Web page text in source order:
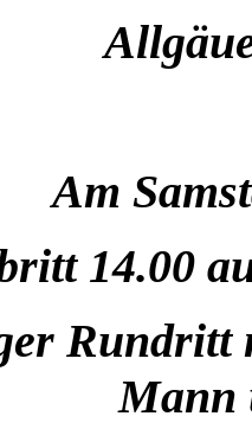
Am
14.00
Rundritt
Mann